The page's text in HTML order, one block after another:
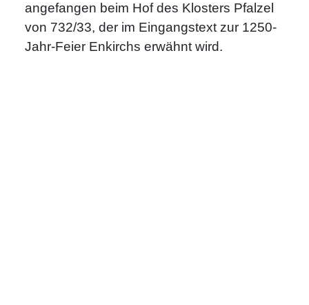
angefangen beim Hof des Klosters Pfalzel
von 732/33, der im Eingangstext zur 1250-
Jahr-Feier Enkirchs erwähnt wird.